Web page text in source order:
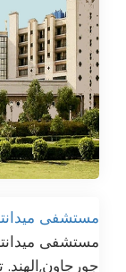
مستشفى
مستشفى